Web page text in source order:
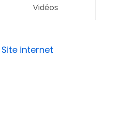
Vidéos
internet